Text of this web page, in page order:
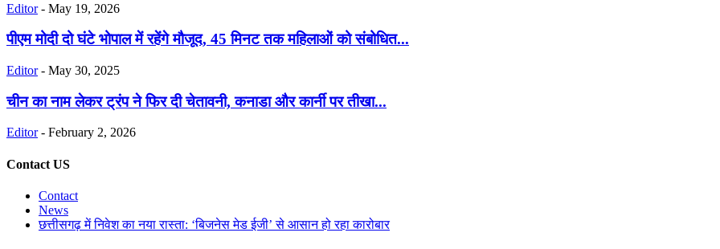
Editor - May 19, 2026
पीएम मोदी दो घंटे भोपाल में रहेंगे मौजूद, 45 मिनट तक महिलाओं को संबोधित...
Editor - May 30, 2025
चीन का नाम लेकर ट्रंप ने फिर दी चेतावनी, कनाडा और कार्नी पर तीखा...
Editor - February 2, 2026
Contact US
Contact
News
छत्तीसगढ़ में निवेश का नया रास्ता: ‘बिजनेस मेड ईजी’ से आसान हो रहा कारोबार